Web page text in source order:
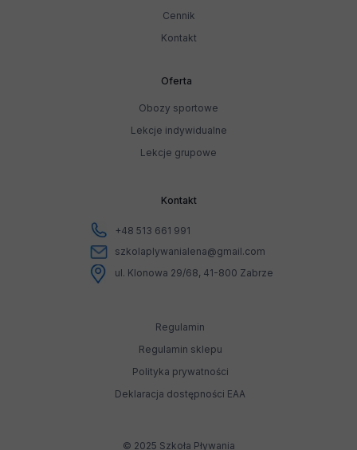
Kontakt
Obozy sportowe
Lekcje indywidualne
Lekcje grupowe
Oferta
Cennik
Kontakt
Regulamin
Regulamin sklepu
Polityka prywatności
Deklaracja dostępności EAA
ul. Klonowa 29/68, 41-800 Zabrze
szkolaplywanialena@gmail.com
+48 513 661 991
© 2025 Szkoła Pływania